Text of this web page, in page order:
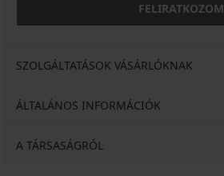
FELIRATKOZOM
SZOLGÁLTATÁSOK VÁSÁRLÓKNAK
ÁLTALÁNOS INFORMÁCIÓK
A TÁRSASÁGRÓL